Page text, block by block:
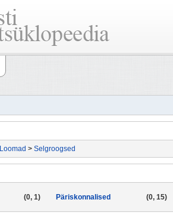
Loomad > Selgroogsed
(0, 1) (0, 15)
Päriskonnalised